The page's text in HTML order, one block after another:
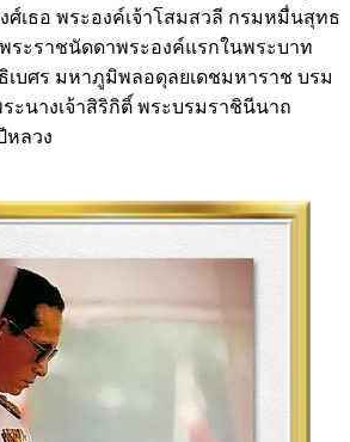
ศ์เธอ พระองค์เจ้าโสมสวลี กรมหมื่นสุทธ
ระราชนัดดาพระองค์แรกในพระบาท
เบศร มหาภูมิพลอดุลยเดชมหาราช บรม
ะนางเจ้าสิริกิติ์ พระบรมราชินีนาถ
ลวง